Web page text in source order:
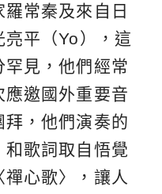
常秦及來自日
平（Yo），這
見，他們經常
邀國外重要音
，他們演奏的
歌詞取自悟覺
心歌〉，讓人